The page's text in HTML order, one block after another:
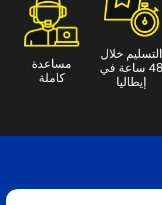
التسليم خلال
48 ساعة في
إيطاليا
مساعدة
كاملة